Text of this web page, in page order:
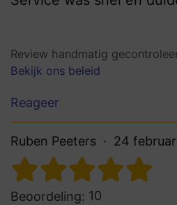
Review handmatig
Bekijk ons beleid
Reageer
Ruben Peeters 24
Beoordeling: 10